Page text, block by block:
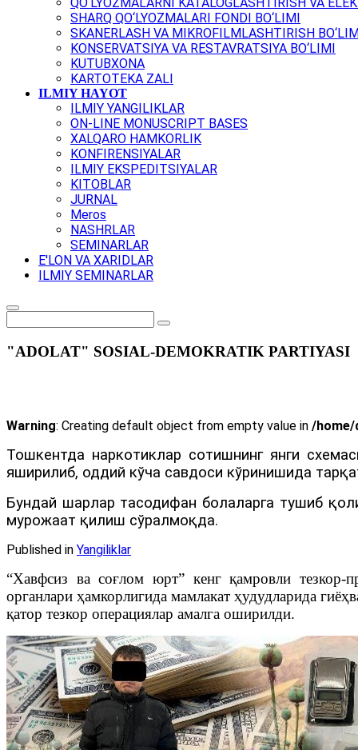
SHARQ QO‘LYOZMALARI FONDI BO‘LIMI
SKANERLASH VA MIKROFILMLASHTIRISH
KONSERVATSIYA VA RESTAVRATSIYA BO‘LIMI
KUTUBXONA
KARTOTEKA ZALI
ILMIY HAYOT
ILMIY YANGILIKLAR
ON-LINE MONUSCRIPT BASES
XALQARO HAMKORLIK
KONFIRENSIYALAR
ILMIY EKSPEDITSIYALAR
KITOBLAR
JURNAL
Meros
NASHRLAR
SEMINARLAR
E'LON VA XARIDLAR
ILMIY SEMINARLAR
"ADOLAT" SOSIAL-DEMOKRATIK PARTIYASI
Warning: Creating default object from empty value in /home/
Тошкентда наркотиклар сотишнинг янги
яширилиб, оддий кўча савдоси кўринишида
Бундай шарлар тасодифан болаларга тушиб
мурожаат қилиш сўралмоқда.
Published in Yangiliklar
“Хавфсиз ва соғлом юрт” кенг қамровли тезкор-
органлари ҳамкорлигида мамлакат ҳудудларида
қатор тезкор операциялар амалга оширилди.